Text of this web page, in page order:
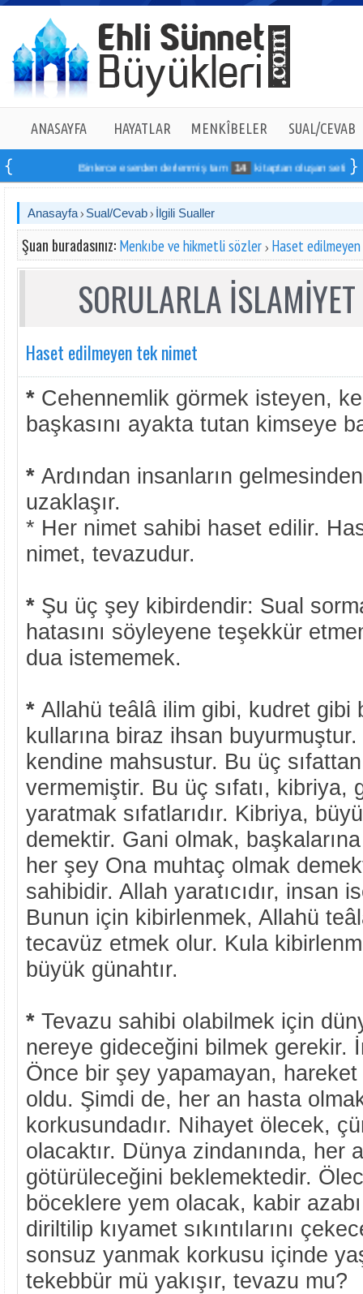
ANASAYFA HAYATLAR MENKÎBELER SUAL/CEVAB
Binlerce eserden derlenmiş tam 14 kitaptan oluşan seti online
Anasayfa Sual/Cevab İlgili Sualler
Şuan buradasınız: Menkıbe ve hikmetli sözler Haset
SORULARLA
Haset edilmeyen tek nimet
* Cehennemlik görmek isteyen,
başkasını ayakta tutan kimseye
* Ardından insanların
uzaklaşır.
* Her nimet sahibi haset edilir.
nimet, tevazudur.
* Şu üç şey kibirdendir: Sual
hatasını söyleyene teşekkür
dua istememek.
* Allahü teâlâ ilim gibi, kudret gibi
kullarına biraz ihsan buyurmuştur.
kendine mahsustur. Bu üç
vermemiştir. Bu üç sıfatı, kibriya,
yaratmak sıfatlarıdır. Kibriya,
demektir. Gani olmak,
her şey Ona muhtaç olmak
sahibidir. Allah yaratıcıdır, insan
Bunun için kibirlenmek, Allahü
tecavüz etmek olur. Kula
büyük günahtır.
* Tevazu sahibi olabilmek için
nereye gideceğini bilmek gerekir.
Önce bir şey yapamayan,
oldu. Şimdi de, her an hasta
korkusundadır. Nihayet ölecek,
olacaktır. Dünya zindanında, her
götürüleceğini beklemektedir.
böceklere yem olacak, kabir
diriltilip kıyamet sıkıntılarını
sonsuz yanmak korkusu içinde
tekebbür mü yakışır, tevazu mu?